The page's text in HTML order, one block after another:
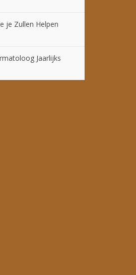
je Zullen Helpen
Jaarlijks